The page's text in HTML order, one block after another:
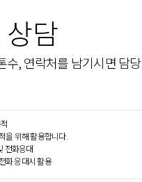
담
수, 연락처를 남기시면 담
을 위해 활용합니다.
전화응대
화 응대시 활용